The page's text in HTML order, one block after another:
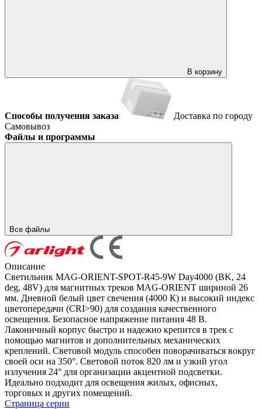
В корзину
Способы получения заказа
Доставка по городу
Самовывоз
Файлы и программы
Все файлы
Описание
Светильник MAG-ORIENT-SPOT-R45-9W Day4000 (BK, 24
deg, 48V) для магнитных треков MAG-ORIENT шириной 26
мм. Дневной белый цвет свечения (4000 К) и высокий индекс
цветопередачи (CRI>90) для создания качественного
освещения. Безопасное напряжение питания 48 В.
Лаконичный корпус быстро и надежно крепится в трек с
помощью магнитов и дополнительных механических
креплений. Световой модуль способен поворачиваться вокруг
своей оси на 350°. Световой поток 820 лм и узкий угол
излучения 24° для организации акцентной подсветки.
Идеально подходит для освещения жилых, офисных,
торговых и других помещений.
Страница серии